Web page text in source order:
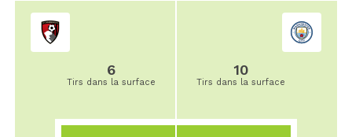
6
Tirs dans la surface
10
Tirs dans la surface